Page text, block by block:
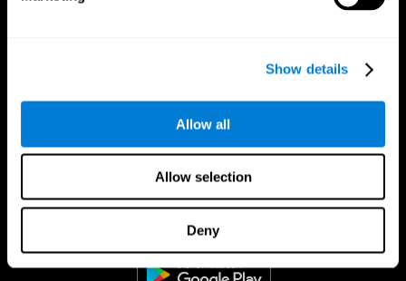
Show details
Allow all
Allow selection
Deny
App CogniFit